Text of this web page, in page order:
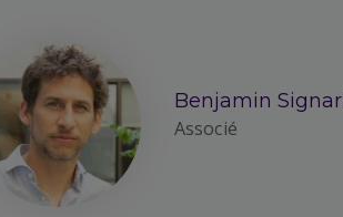
Benjamin
Associé